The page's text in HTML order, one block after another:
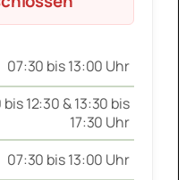
07:30 bis 13:00 Uhr
12:30 & 13:30 bis
17:30 Uhr
07:30 bis 13:00 Uhr